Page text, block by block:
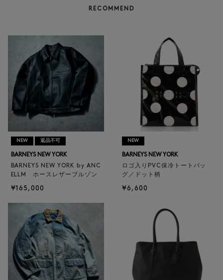
RECOMMEND
NEW 返品不可
BARNEYS NEW YORK
BARNEYS NEW YORK by ANC
ELLM ホースレザーブルゾン
¥165,000
NEW
BARNEYS NEW YORK
ロゴ入りPVC保冷トートバッ
グ／ドット柄
¥6,600